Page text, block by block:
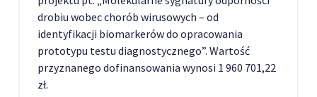
drobiu wobec chorób wirusowych – od
identyfikacji biomarkerów do opracowania
prototypu testu diagnostycznego”. Wartość
przyznanego dofinansowania wynosi 1 960 701,22
zł.